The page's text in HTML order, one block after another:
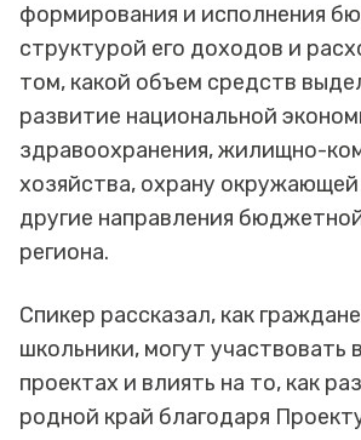
формирования и исполнения
структурой его доходов и
том, какой объем средств
развитие национальной
здравоохранения, жилищно-
хозяйства, охрану
другие направления
региона.
Спикер рассказал, как
школьники, могут
проектах и влиять на то, как
родной край благодаря